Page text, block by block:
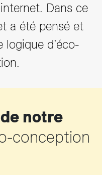
Dans ce
a été pensé et
logique d’éco-
notre
conception